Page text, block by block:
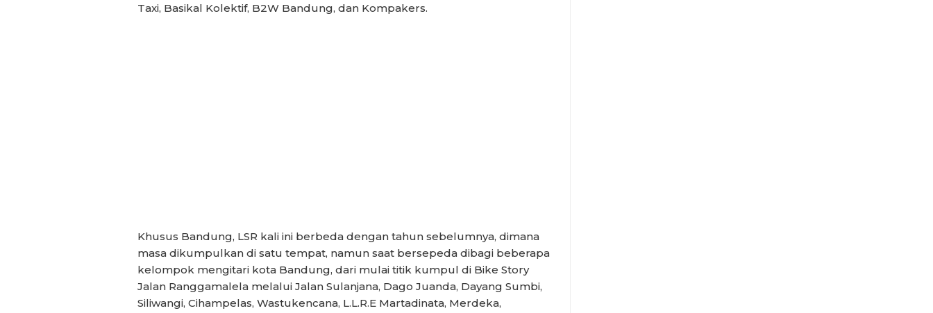
Taxi, Basikal Kolektif, B2W Bandung, dan Kompakers.
Khusus Bandung, LSR kali ini berbeda dengan tahun sebelumnya, dimana
masa dikumpulkan di satu tempat, namun saat bersepeda dibagi beberapa
kelompok mengitari kota Bandung, dari mulai titik kumpul di Bike Story
Jalan Ranggamalela melalui Jalan Sulanjana, Dago Juanda, Dayang Sumbi,
Siliwangi, Cihampelas, Wastukencana, L.L.R.E Martadinata, Merdeka,